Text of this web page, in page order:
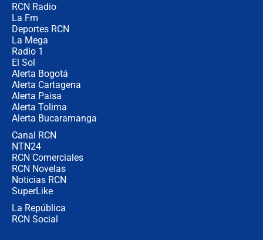
RCN Radio
La Fm
Deportes RCN
La Mega
Radio 1
El Sol
Alerta Bogotá
Alerta Cartagena
Alerta Paisa
Alerta Tolima
Alerta Bucaramanga
Canal RCN
NTN24
RCN Comerciales
RCN Novelas
Noticias RCN
SuperLike
La República
RCN Social